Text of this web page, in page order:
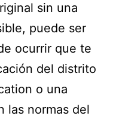
sin una
puede ser
ocurrir que te
del distrito
o una
las normas del